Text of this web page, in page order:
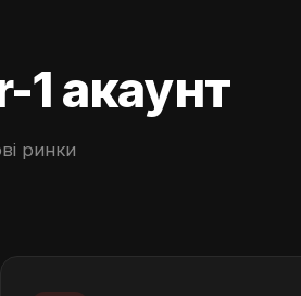
1 акаунт
ринки